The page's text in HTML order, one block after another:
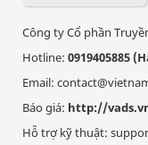
Công ty Cổ phần
Hotline: 0919405885
Email:
Báo giá: http://
Hỗ trợ kỹ thuật: